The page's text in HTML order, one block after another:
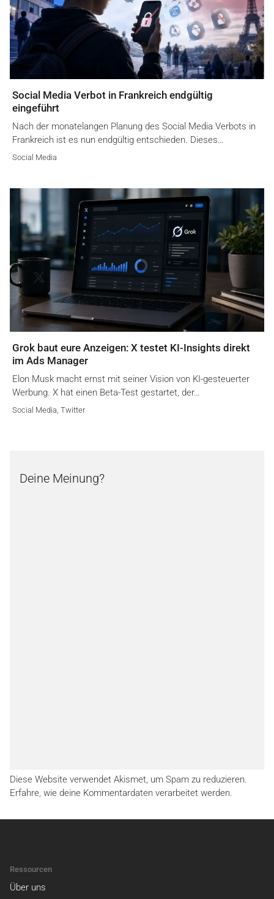
Social Media Verbot in Frankreich endgültig
eingeführt
Nach der monatelangen Planung des Social Media Verbots in
Frankreich ist es nun endgültig entschieden. Dieses…
Social Media
Grok baut eure Anzeigen: X testet KI-Insights direkt
im Ads Manager
Elon Musk macht ernst mit seiner Vision von KI-gesteuerter
Werbung. X hat einen Beta-Test gestartet, der…
Social Media, Twitter
Deine Meinung?
Diese Website verwendet Akismet, um Spam zu reduzieren.
Erfahre, wie deine Kommentardaten verarbeitet werden.
Ressourcen
Über uns